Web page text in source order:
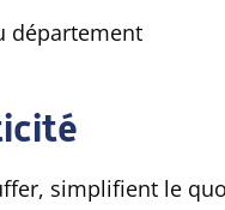
département
simplifient le